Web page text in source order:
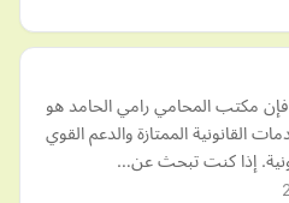
مكتب المحامي رامي الحامد هو
القانونية الممتازة والدعم القوي
إذا كنت تبحث عن…